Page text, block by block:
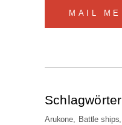
MAIL ME
Schlag­wör­ter
Arukone Battle ships